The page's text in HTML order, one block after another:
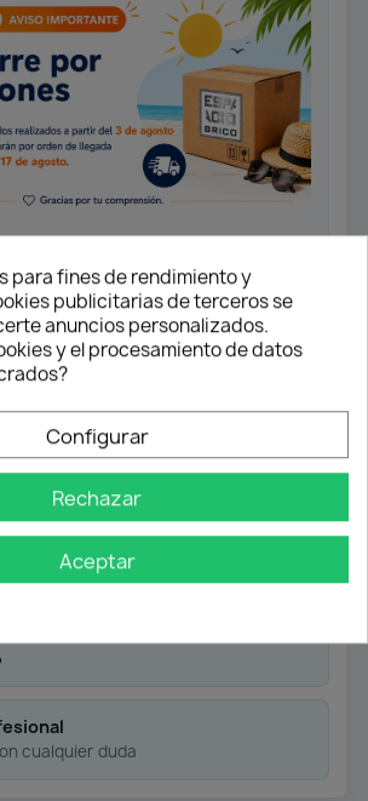
extraíble de alambre
de 9 perchas.
cm fondo / 33,5 cm
cualquier duda
para fines de rendimiento y
publicitarias de terceros se
anuncios personalizados.
y el procesamiento de datos
Configurar
Rechazar
Aceptar